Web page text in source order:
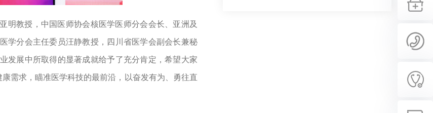
明教授，中国医师协会核医学医师分会会长、亚洲及
学分会主任委员汪静教授，四川省医学会副会长兼秘
发展中所取得的显著成就给予了充分肯定，希望大家
需求，瞄准医学科技的最前沿，以奋发有为、勇往直